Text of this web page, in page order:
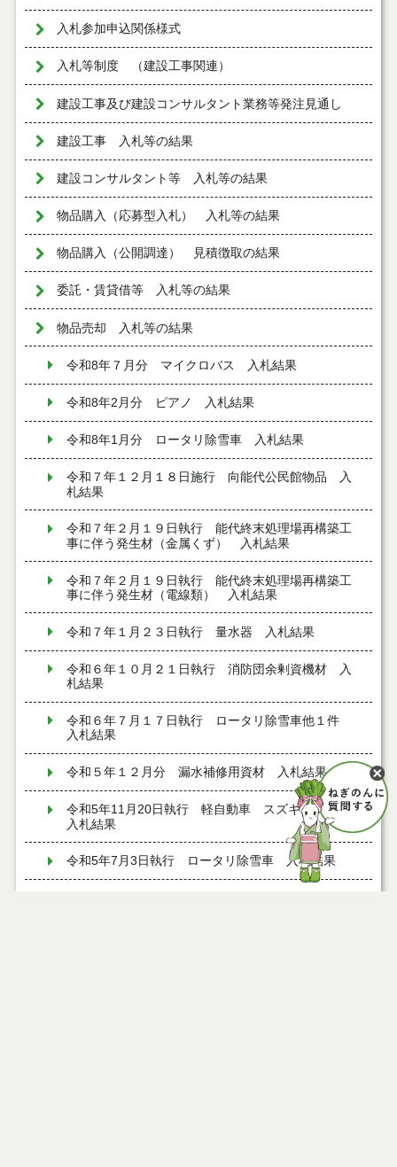
入札参加申込関係様式
入札等制度 （建設工事関連）
建設工事及び建設コンサルタント業務等発注見通し
建設工事 入札等の結果
建設コンサルタント等 入札等の結果
物品購入（応募型入札） 入札等の結果
物品購入（公開調達） 見積徴取の結果
委託・賃貸借等 入札等の結果
物品売却 入札等の結果
令和8年７月分 マイクロバス 入札結果
令和8年2月分 ピアノ 入札結果
令和8年1月分 ロータリ除雪車 入札結果
令和７年１２月１８日施行 向能代公民館物品 入
札結果
令和７年２月１９日執行 能代終末処理場再構築工
事に伴う発生材（金属くず） 入札結果
令和７年２月１９日執行 能代終末処理場再構築工
事に伴う発生材（電線類） 入札結果
令和７年１月２３日執行 量水器 入札結果
令和６年１０月２１日執行 消防団余剰資機材 入
札結果
令和６年７月１７日執行 ロータリ除雪車他１件
入札結果
令和５年１２月分 漏水補修用資材 入札結果
令和5年11月20日執行 軽自動車 スズキエブリイ
入札結果
令和5年7月3日執行 ロータリ除雪車 入札結果